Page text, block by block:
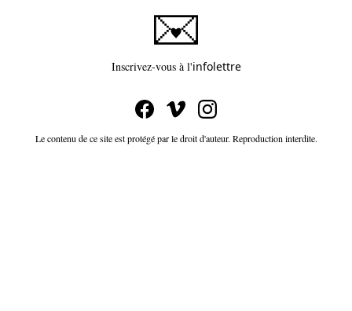
Inscrivez-vous à l'infolettreCe lien s'ouvrira dans
Le contenu de ce site est protégé par le droit d'auteur. Reproduction interdite.